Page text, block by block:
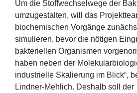
Um die Stoffwechselwege der
umzugestalten, will das
biochemischen Vorgänge
simulieren, bevor die nötigen
bakteriellen Organismen
haben neben der
industrielle Skalierung im Blick“,
Lindner-Mehlich. Deshalb soll der